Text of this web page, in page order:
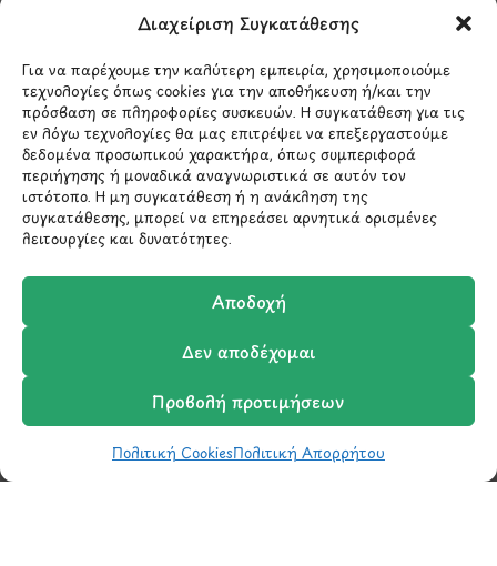
Διαχείριση Συγκατάθεσης
Για να παρέχουμε την καλύτερη εμπειρία, χρησιμοποιούμε
τεχνολογίες όπως cookies για την αποθήκευση ή/και την
πρόσβαση σε πληροφορίες συσκευών. Η συγκατάθεση για τις
εν λόγω τεχνολογίες θα μας επιτρέψει να επεξεργαστούμε
δεδομένα προσωπικού χαρακτήρα, όπως συμπεριφορά
περιήγησης ή μοναδικά αναγνωριστικά σε αυτόν τον
ιστότοπο. Η μη συγκατάθεση ή η ανάκληση της
συγκατάθεσης, μπορεί να επηρεάσει αρνητικά ορισμένες
λειτουργίες και δυνατότητες.
Αποδοχή
Δεν αποδέχομαι
Προβολή προτιμήσεων
Πολιτική CookiesΠολιτική Απορρήτου
Holargos Center (Ισόγειο)
Λ.Περικλέους 56,
Χολαργός 15561
210 6522282
info@ypografi.com
Έχετε ερωτήσεις σχετικά με ένα προϊόν ή μια
παραγγελία; Στείλτε μας ένα email και θα
επικοινωνήσουμε σύντομα μαζί σας.
ΚαλάθιΣύγκριση
Ο Λογαριασμός μου